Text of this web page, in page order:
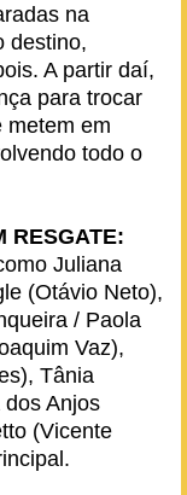
na
destino,
A partir daí,
para trocar
metem em
todo o
RESGATE:
Juliana
(Otávio Neto),
/ Paola
Vaz),
Tânia
Anjos
(Vicente